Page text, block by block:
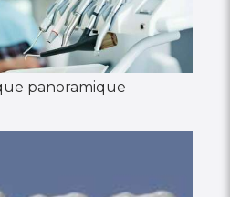
panoramique